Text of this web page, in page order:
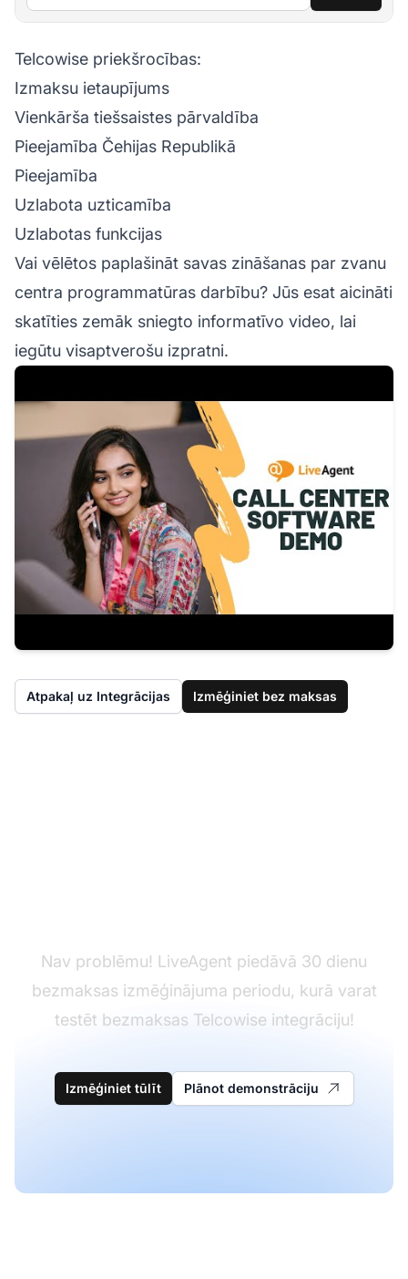
Telcowise priekšrocības:
Izmaksu ietaupījums
Vienkārša tiešsaistes pārvaldība
Pieejamība Čehijas Republikā
Pieejamība
Uzlabota uzticamība
Uzlabotas funkcijas
Vai vēlētos paplašināt savas zināšanas par zvanu
centra programmatūras darbību? Jūs esat aicināti
skatīties zemāk sniegto informatīvo video, lai
iegūtu visaptverošu izpratni.
Atpakaļ uz Integrācijas Izmēģiniet bez maksas
Nav problēmu! LiveAgent piedāvā 30 dienu
bezmaksas izmēģinājuma periodu, kurā varat
testēt bezmaksas Telcowise integrāciju!
Izmēģiniet tūlīt Plānot demonstrāciju